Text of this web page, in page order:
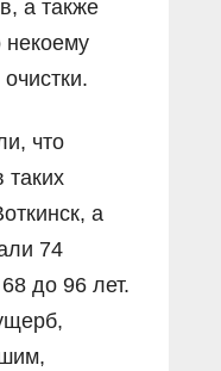
а также
некоему
что
таких
а
74
до 96 лет.